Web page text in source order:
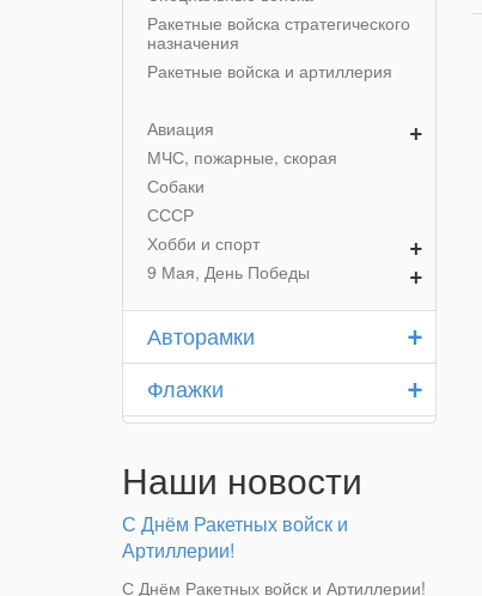
Ракетные войска стратегического
назначения
Ракетные войска и артиллерия
+
Авиация
МЧС, пожарные, скорая
Собаки
СССР
+
Хобби и спорт
+
9 Мая, День Победы
+
Авторамки
+
Флажки
Наши новости
С Днём Ракетных войск и
Артиллерии!
С Днём Ракетных войск и Артиллерии!